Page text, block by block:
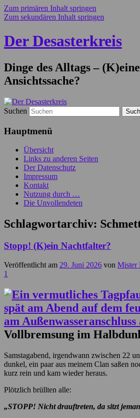
Zum primären Inhalt springen
Zum sekundären Inhalt springen
Der Desasterkreis
Dinge des Alltags – (K)eine
Ansichtssache?
Suchen
Hauptmenü
Übersicht
Links zu anderen Seiten
Der Datenschutz
Impressum
Kontakt
Nutzung durch …
Die Unvollendeten
Schlagwortarchiv:
Stopp! (K)ein Nachtfalter?
Veröffentlicht am 29. Juni 2026 von Mister
1
Vollbremsung im
Samstagabend, irgendwann zwischen 22
dunkel, ein paar aus meinem Clan saßen
kurz rein und kam wieder heraus.
Plötzlich brüllten alle:
„STOPP! Nicht drauftreten, da sitzt